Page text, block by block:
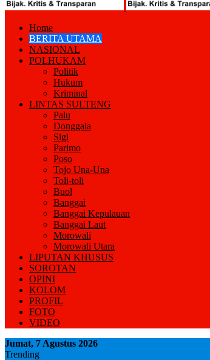
Home
BERITA UTAMA
NASIONAL
POLHUKAM
Politik
Hukum
Kriminal
LINTAS SULTENG
Palu
Donggala
Sigi
Parimo
Poso
Tojo Una-Una
Toli-toli
Buol
Banggai
Banggai Kepulauan
Banggai Laut
Morowali
Morowali Utara
LIPUTAN KHUSUS
SOROTAN
OPINI
KOLOM
PROFIL
FOTO
VIDEO
Jumat, 7 Agustus 2026
Trending